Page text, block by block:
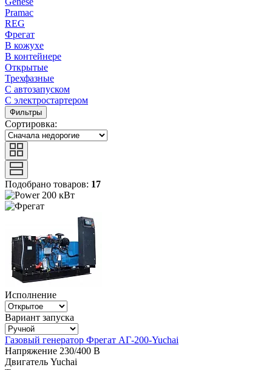
Pramac
REG
Фрегат
В кожухе
В контейнере
Открытые
Трехфазные
С автозапуском
С электростартером
Фильтры
Сортировка:
Подобрано товаров: 17
200 кВт
Исполнение
Вариант запуска
Газовый генератор Фрегат АГ-200-Yuchai
Напряжение 230/400 В
Двигатель Yuchai